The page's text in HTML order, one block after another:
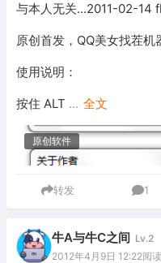
与本人无关...2011-02-14
原创首发，QQ美女找茬机
使用说明：
按住 ALT ... 全文
原创软件
转发 1
牛A与牛C之间 Lv.2
2012年4月9日 12:22阅